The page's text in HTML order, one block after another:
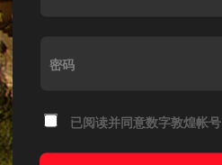
密码
已阅读并同意数字敦煌帐号